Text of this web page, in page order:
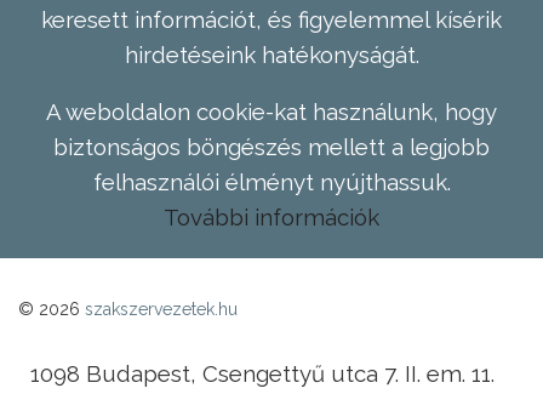
keresett információt, és figyelemmel kísérik
hirdetéseink hatékonyságát.
A weboldalon cookie-kat használunk, hogy
biztonságos böngészés mellett a legjobb
felhasználói élményt nyújthassuk.
További információk
© 2026 szakszervezetek.hu
1098 Budapest, Csengettyű utca 7. II. em. 11.